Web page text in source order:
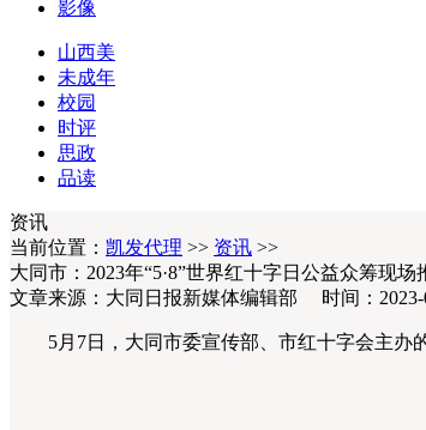
影像
山西美
未成年
校园
时评
思政
品读
资讯
当前位置： 凯发代理 >> 资讯 >>
大同市：2023年“5·8”世界红十字日公益众筹现
文章来源：大同日报新媒体编辑部 时间：
5月7日，大同市委宣传部、市红十字会主办的